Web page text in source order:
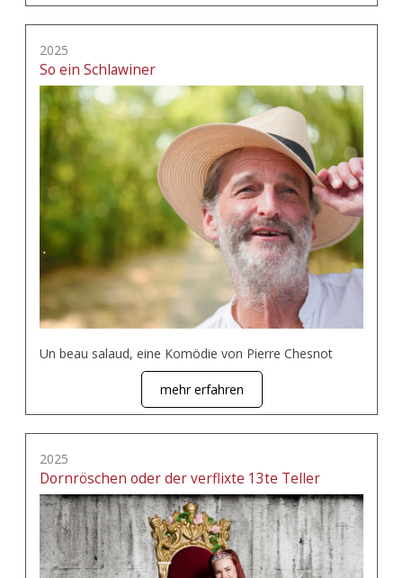
2025
So ein Schlawiner
Un beau salaud, eine Komödie von Pierre Chesnot
mehr erfahren
2025
Dornröschen oder der verflixte 13te Teller